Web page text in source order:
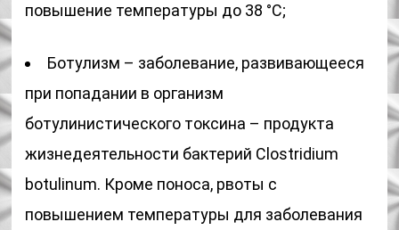
повышение температуры до 38 °С;
Ботулизм – заболевание, развивающееся
при попадании в организм
ботулинистического токсина – продукта
жизнедеятельности бактерий Clostridium
botulinum. Кроме поноса, рвоты с
повышением температуры для заболевания